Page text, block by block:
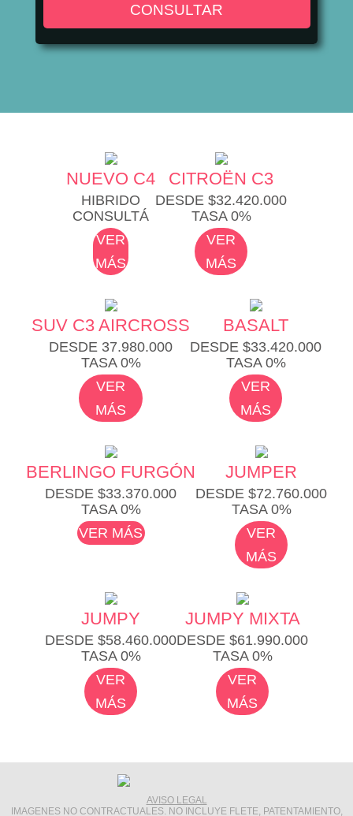
CONSULTAR
NUEVO C4
HIBRIDO
CONSULTÁ
VER
MÁS
CITROËN C3
DESDE $32.420.000
TASA 0%
VER
MÁS
SUV C3 AIRCROSS
DESDE 37.980.000
TASA 0%
VER
MÁS
BASALT
DESDE $33.420.000
TASA 0%
VER
MÁS
BERLINGO FURGÓN
DESDE $33.370.000
TASA 0%
VER MÁS
JUMPER
DESDE $72.760.000
TASA 0%
VER
MÁS
JUMPY
DESDE $58.460.000
TASA 0%
VER
MÁS
JUMPY MIXTA
DESDE $61.990.000
TASA 0%
VER
MÁS
AVISO LEGAL
IMAGENES NO CONTRACTUALES. NO INCLUYE FLETE, PATENTAMIENTO,